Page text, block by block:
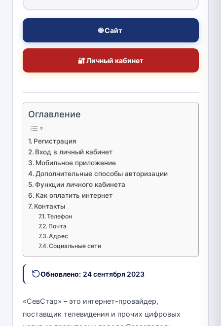
🌐 Сайт
🔐 Личный кабинет
Оглавление
Регистрация
Вход в личный кабинет
Мобильное приложение
Дополнительные способы авторизации
Функции личного кабинета
Как оплатить интернет
Контакты
Телефон
Почта
Адрес
Социальные сети
Обновлено: 24 сентября 2023
«СевСтар» – это интернет-провайдер,
поставщик телевидения и прочих цифровых